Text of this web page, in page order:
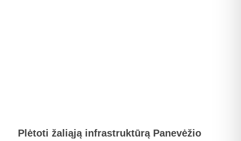
Plėtoti žaliąją infrastruktūrą Panevėžio